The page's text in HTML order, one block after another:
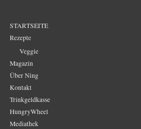
STARTSEITE
Rezepte
Veggie
Magazin
Über Ning
Kontakt
Trinkgeldkasse
HungryWheel
Mediathek